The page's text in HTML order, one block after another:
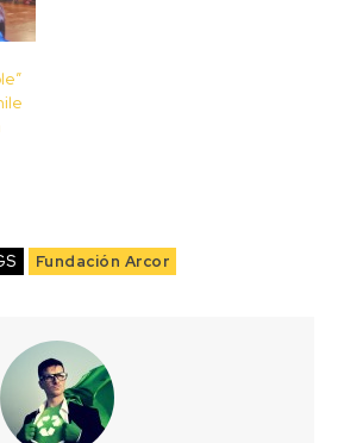
Fundación Arcor